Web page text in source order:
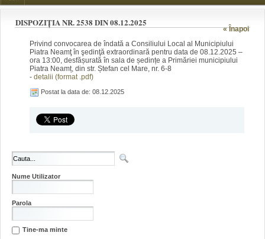
« Înapoi
DISPOZIȚIA NR. 2538 DIN 08.12.2025
Privind convocarea de îndată a Consiliului Local al Municipiului
Piatra Neamţ în şedinţă extraordinară pentru data de 08.12.2025 –
ora 13:00, desfășurată în sala de ședințe a Primăriei municipiului
Piatra Neamț, din str. Ștefan cel Mare, nr. 6-8
- detalii (format .pdf)
Postat la data de: 08.12.2025
Nume Utilizator
Parola
Tine-ma minte